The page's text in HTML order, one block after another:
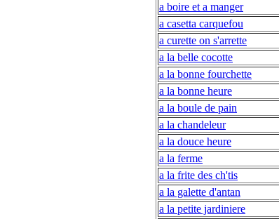
a boire et a manger
a casetta carquefou
a curette on s'arrette
a la belle cocotte
a la bonne fourchette
a la bonne heure
a la boule de pain
a la chandeleur
a la douce heure
a la ferme
a la frite des ch'tis
a la galette d'antan
a la petite jardiniere